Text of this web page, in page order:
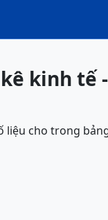
kinh tế -
liệu cho trong